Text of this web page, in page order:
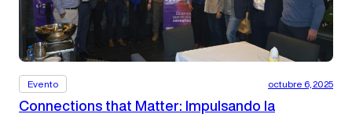
Evento octubre 6, 2025
Connections that Matter: Impulsando la